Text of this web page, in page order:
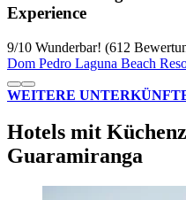
Experience
9/10 Wunderbar! (612
Dom Pedro Laguna Beach
WEITERE
Hotels mit
Guaramiranga